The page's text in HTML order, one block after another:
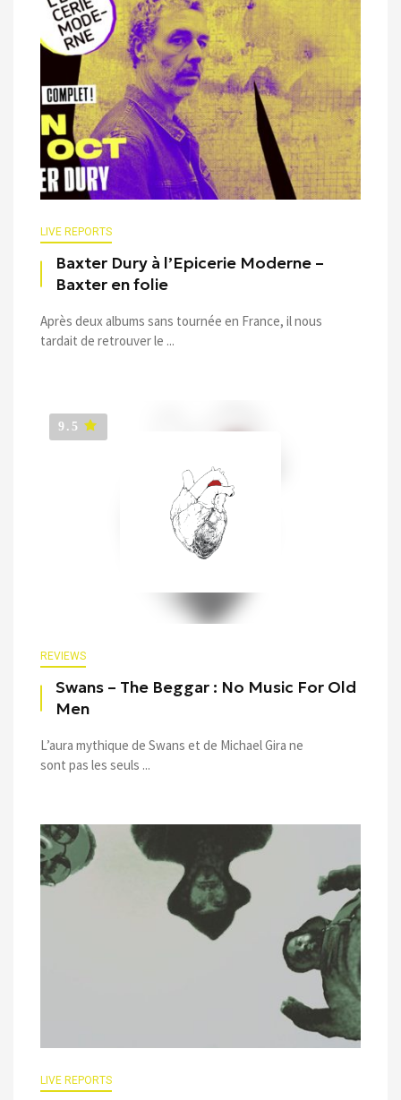
LIVE REPORTS
Baxter Dury à l’Epicerie Moderne –
Baxter en folie
Après deux albums sans tournée en France, il nous
tardait de retrouver le ...
9.5
REVIEWS
Swans – The Beggar : No Music For Old
Men
L’aura mythique de Swans et de Michael Gira ne
sont pas les seuls ...
LIVE REPORTS